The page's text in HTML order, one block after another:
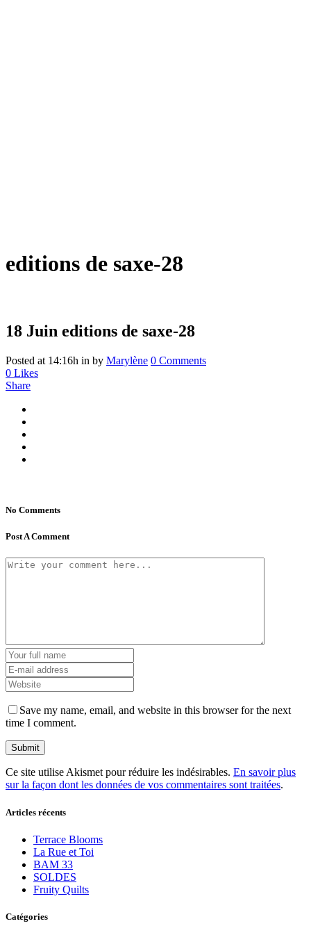
editions de saxe-28
18 Juin editions de saxe-28
Posted at 14:16h in by Marylène 0 Comments
0 Likes
Share
No Comments
Post A Comment
Save my name, email, and website in this browser for the next
time I comment.
Ce site utilise Akismet pour réduire les indésirables. En savoir plus
sur la façon dont les données de vos commentaires sont traitées.
Articles récents
Terrace Blooms
La Rue et Toi
BAM 33
SOLDES
Fruity Quilts
Catégories